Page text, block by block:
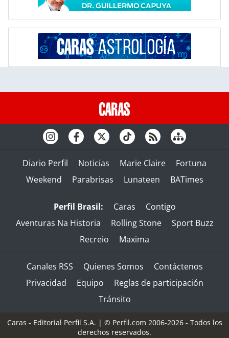
Diario Perfil Noticias Marie Claire
Fortuna
Weekend
Parabrisas Lunateen BATimes
Perfil Brasil: Caras
Contigo
Aventuras Na Historia
Rolling Stone
Sport Buzz
Recreio
Maxima
Canales RSS Quienes Somos
Contáctenos
Privacidad
Equipo
Reglas de participación
Tránsito
Caras - Editorial Perfil S.A. | © Perfil.com 2006-2026 - Todos los
derechos reservados.